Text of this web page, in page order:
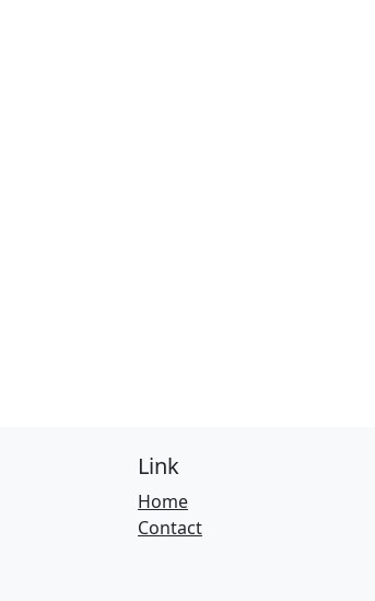
Link
Home
Contact